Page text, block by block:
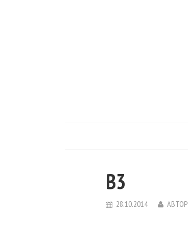
B3
28.10.2014 АВТОР